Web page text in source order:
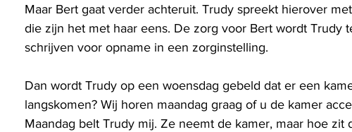
Maar Bert gaat verder achteruit. Trudy spreekt hierover
die zijn het met haar eens. De zorg voor Bert wordt Trudy
schrijven voor opname in een zorginstelling.
Dan wordt Trudy op een woensdag gebeld dat er een
langskomen? Wij horen maandag graag of u de kamer
Maandag belt Trudy mij. Ze neemt de kamer, maar hoe zit